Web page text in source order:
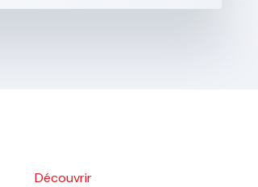
Découvrir